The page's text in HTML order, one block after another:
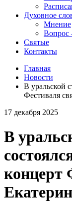
Духовное
Мнение
Вопрос
Святые
Контакты
Главная
Новости
В уральской
Фестиваля
17 декабря 2025
В
концерт